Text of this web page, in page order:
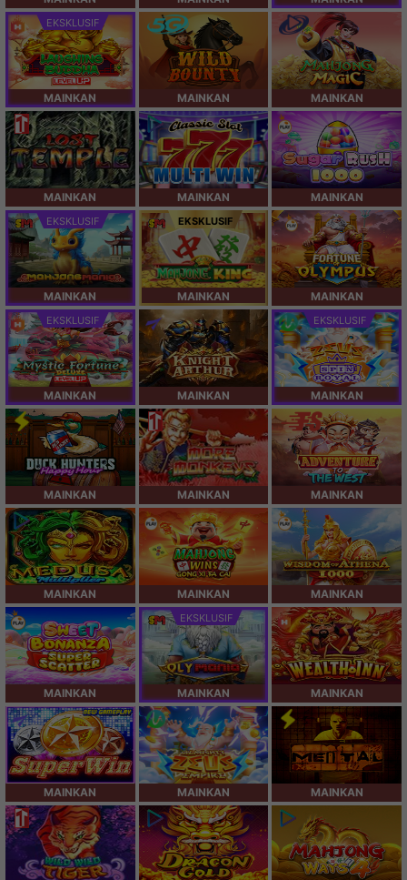
EKSKLUSIF
MAINKAN MAINKAN MAINKAN
MAINKAN MAINKAN MAINKAN
EKSKLUSIF
MAINKAN
EKSKLUSIF
MAINKAN MAINKAN
EKSKLUSIF
MAINKAN MAINKAN
EKSKLUSIF
MAINKAN
MAINKAN MAINKAN MAINKAN
MAINKAN MAINKAN MAINKAN
MAINKAN
EKSKLUSIF
MAINKAN MAINKAN
MAINKAN MAINKAN MAINKAN